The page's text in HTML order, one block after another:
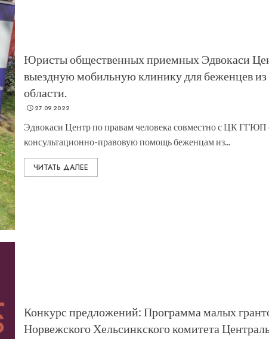
Юристы общественных приемных Эдвокаси
выездную мобильную клинику для беженцев из
области.
27.09.2022
Эдвокаси Центр по правам человека совместно с ЦК ГГЮП
консультационно-правовую помощь беженцам из...
ЧИТАТЬ ДАЛЕЕ
Конкурс предложений: Программа малых
Норвежского Хельсинкского комитета